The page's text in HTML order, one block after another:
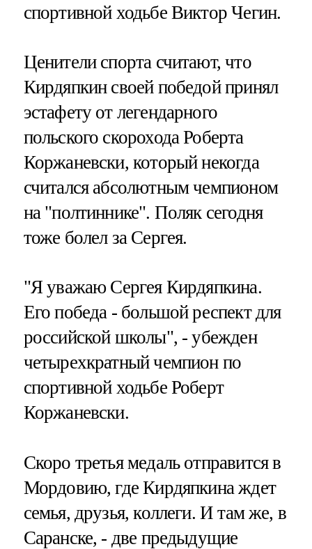
спортивной ходьбе Виктор Чегин.
Ценители спорта считают, что
Кирдяпкин своей победой принял
эстафету от легендарного
польского скорохода Роберта
Коржаневски, который некогда
считался абсолютным чемпионом
на "полтиннике". Поляк сегодня
тоже болел за Сергея.
"Я уважаю Сергея Кирдяпкина.
Его победа - большой респект для
российской школы", - убежден
четырехкратный чемпион по
спортивной ходьбе Роберт
Коржаневски.
Скоро третья медаль отправится в
Мордовию, где Кирдяпкина ждет
семья, друзья, коллеги. И там же, в
Саранске, - две предыдущие